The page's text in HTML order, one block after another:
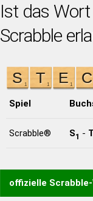
Ist das Wort
Scrabble
Spiel
Scrabble® S1 -
offizielle